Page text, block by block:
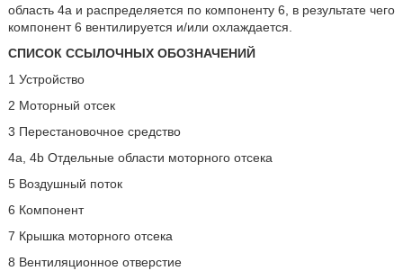
область 4a и распределяется по компоненту 6, в результате чего
компонент 6 вентилируется и/или охлаждается.
СПИСОК ССЫЛОЧНЫХ ОБОЗНАЧЕНИЙ
1 Устройство
2 Моторный отсек
3 Перестановочное средство
4a, 4b Отдельные области моторного отсека
5 Воздушный поток
6 Компонент
7 Крышка моторного отсека
8 Вентиляционное отверстие